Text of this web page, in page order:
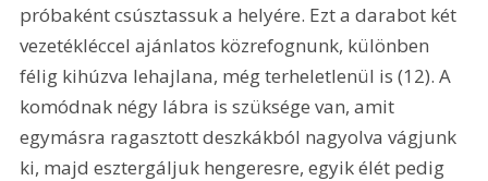
próbaként csúsztassuk a helyére. Ezt a darabot két
vezetékléccel ajánlatos közrefognunk, különben
félig kihúzva lehajlana, még terheletlenül is (12). A
komódnak négy lábra is szüksége van, amit
egymásra ragasztott deszkákból nagyolva vágjunk
ki, majd esztergáljuk hengeresre, egyik élét pedig